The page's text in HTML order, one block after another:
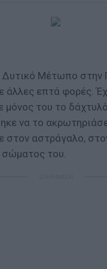
Μέτωπο στην
άλλες επτά φορές.
μόνος του το
να το
στον αστράγαλο,
σώματος του.